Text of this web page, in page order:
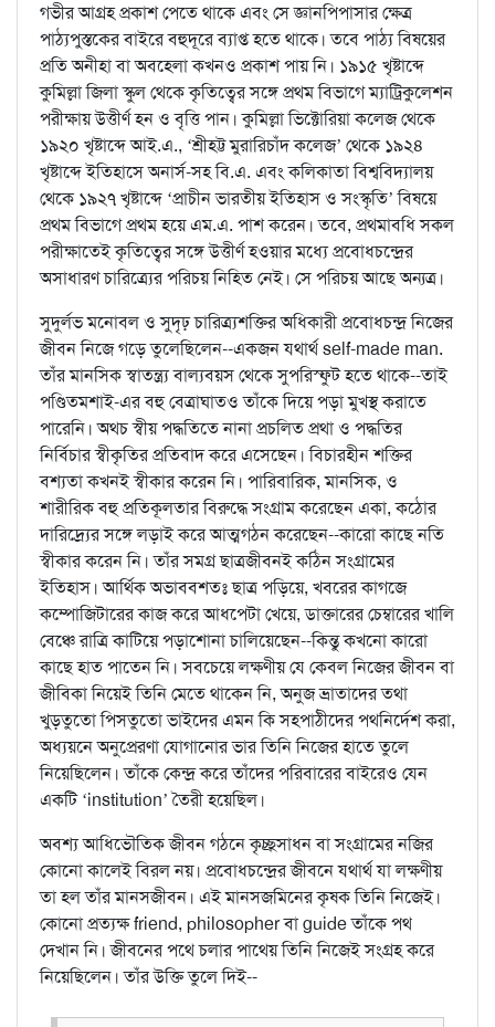
গভীর আগ্রহ প্রকাশ পেতে থাকে এবং সে জ্ঞানপিপাসার ক্ষেত্র
পাঠ্যপুস্তকের বাইরে বহুদূরে ব্যাপ্ত হতে থাকে। তবে পাঠ্য বিষয়ের
প্রতি অনীহা বা অবহেলা কখনও প্রকাশ পায় নি। ১৯১৫ খৃষ্টাব্দে
কুমিল্লা জিলা স্কুল থেকে কৃতিত্বের সঙ্গে প্রথম বিভাগে ম্যাট্রিকুলেশন
পরীক্ষায় উত্তীর্ণ হন ও বৃত্তি পান। কুমিল্লা ভিক্টোরিয়া কলেজ থেকে
১৯২০ খৃষ্টাব্দে আই.এ., ‘শ্রীহট্ট মুরারিচাঁদ কলেজ’ থেকে ১৯২৪
খৃষ্টাব্দে ইতিহাসে অনার্স-সহ বি.এ. এবং কলিকাতা বিশ্ববিদ্যালয়
থেকে ১৯২৭ খৃষ্টাব্দে ‘প্রাচীন ভারতীয় ইতিহাস ও সংস্কৃতি’ বিষয়ে
প্রথম বিভাগে প্রথম হয়ে এম.এ. পাশ করেন। তবে, প্রথমাবধি সকল
পরীক্ষাতেই কৃতিত্বের সঙ্গে উত্তীর্ণ হওয়ার মধ্যে প্রবোধচন্দ্রের
অসাধারণ চারিত্র্যের পরিচয় নিহিত নেই। সে পরিচয় আছে অন্যত্র।
সুদুর্লভ মনোবল ও সুদৃঢ় চারিত্র্যশক্তির অধিকারী প্রবোধচন্দ্র নিজের
জীবন নিজে গড়ে তুলেছিলেন--একজন যথার্থ self-made man.
তাঁর মানসিক স্বাতন্ত্র্য বাল্যবয়স থেকে সুপরিস্ফুট হতে থাকে--তাই
পণ্ডিতমশাই-এর বহু বেত্রাঘাতও তাঁকে দিয়ে পড়া মুখস্থ করাতে
পারেনি। অথচ স্বীয় পদ্ধতিতে নানা প্রচলিত প্রথা ও পদ্ধতির
নির্বিচার স্বীকৃতির প্রতিবাদ করে এসেছেন। বিচারহীন শক্তির
বশ্যতা কখনই স্বীকার করেন নি। পারিবারিক, মানসিক, ও
শারীরিক বহু প্রতিকূলতার বিরুদ্ধে সংগ্রাম করেছেন একা, কঠোর
দারিদ্র্যের সঙ্গে লড়াই করে আত্মগঠন করেছেন--কারো কাছে নতি
স্বীকার করেন নি। তাঁর সমগ্র ছাত্রজীবনই কঠিন সংগ্রামের
ইতিহাস। আর্থিক অভাববশতঃ ছাত্র পড়িয়ে, খবরের কাগজে
কম্পোজিটারের কাজ করে আধপেটা খেয়ে, ডাক্তারের চেম্বারের খালি
বেঞ্চে রাত্রি কাটিয়ে পড়াশোনা চালিয়েছেন--কিন্তু কখনো কারো
কাছে হাত পাতেন নি। সবচেয়ে লক্ষণীয় যে কেবল নিজের জীবন বা
জীবিকা নিয়েই তিনি মেতে থাকেন নি, অনুজ ভ্রাতাদের তথা
খুড়তুতো পিসতুতো ভাইদের এমন কি সহপাঠীদের পথনির্দেশ করা,
অধ্যয়নে অনুপ্রেরণা যোগানোর ভার তিনি নিজের হাতে তুলে
নিয়েছিলেন। তাঁকে কেন্দ্র করে তাঁদের পরিবারের বাইরেও যেন
একটি ‘institution’ তৈরী হয়েছিল।
অবশ্য আধিভৌতিক জীবন গঠনে কৃচ্ছ্রসাধন বা সংগ্রামের নজির
কোনো কালেই বিরল নয়। প্রবোধচন্দ্রের জীবনে যথার্থ যা লক্ষণীয়
তা হল তাঁর মানসজীবন। এই মানসজমিনের কৃষক তিনি নিজেই।
কোনো প্রত্যক্ষ friend, philosopher বা guide তাঁকে পথ
দেখান নি। জীবনের পথে চলার পাথেয় তিনি নিজেই সংগ্রহ করে
নিয়েছিলেন। তাঁর উক্তি তুলে দিই--